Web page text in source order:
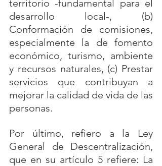
territorio -fundamental para el
desarrollo local-, (b)
Conformación de comisiones,
especialmente la de fomento
económico, turismo, ambiente
y recursos naturales, (c) Prestar
servicios que contribuyan a
mejorar la calidad de vida de las
personas.
Por último, refiero a la Ley
General de Descentralización,
que en su artículo 5 refiere: La